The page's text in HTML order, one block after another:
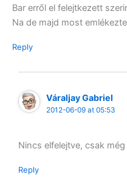
Bar erről el felejtkezett
Na de majd most
Reply
Váraljay Gabriel
2012-06-09 at 05:53
Nincs elfelejtve, csak
Reply